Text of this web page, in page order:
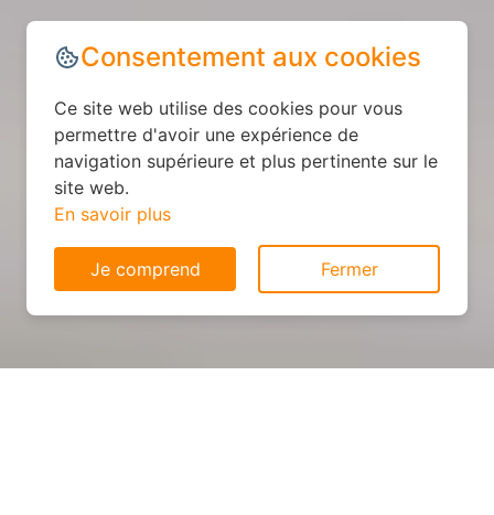
Consentement aux cookies
Ce site web utilise des cookies pour vous
permettre d'avoir une expérience de
navigation supérieure et plus pertinente sur le
site web.
En savoir plus
Je comprend Fermer